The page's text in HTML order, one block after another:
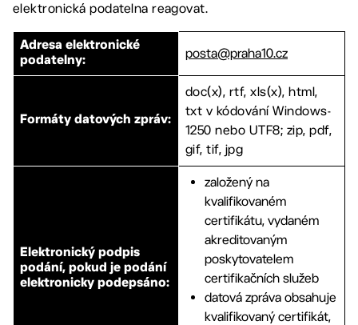
elektronická podatelna reagovat.
Adresa elektronické
podatelny:
posta@praha10.cz
Formáty datových zpráv:
doc(x), rtf, xls(x), html,
txt v kódování Windows-
1250 nebo UTF8; zip, pdf,
gif, tif, jpg
Elektronický podpis
podání, pokud je podání
elektronicky podepsáno:
založený na
kvalifikovaném
certifikátu, vydaném
akreditovaným
poskytovatelem
certifikačních služeb
datová zpráva obsahuje
kvalifikovaný certifikát,